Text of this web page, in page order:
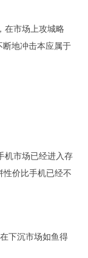
在市场上攻城略
断地冲击本应属于
机市场已经进入存
性价比手机已经不
下沉市场如鱼得